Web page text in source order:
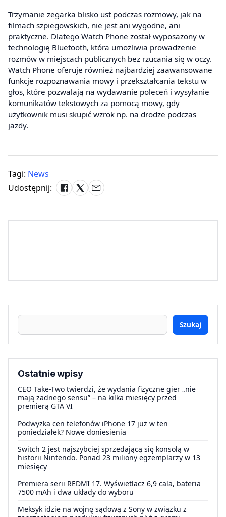
Trzymanie zegarka blisko ust podczas rozmowy, jak na
filmach szpiegowskich, nie jest ani wygodne, ani
praktyczne. Dlatego Watch Phone został wyposażony w
technologię Bluetooth, która umożliwia prowadzenie
rozmów w miejscach publicznych bez rzucania się w oczy.
Watch Phone oferuje również najbardziej zaawansowane
funkcje rozpoznawania mowy i przekształcania tekstu w
głos, które pozwalają na wydawanie poleceń i wysyłanie
komunikatów tekstowych za pomocą mowy, gdy
użytkownik musi skupić wzrok np. na drodze podczas
jazdy.
Tagi: News
Udostępnij:
Szukaj
Ostatnie wpisy
CEO Take-Two twierdzi, że wydania fizyczne gier „nie
mają żadnego sensu” – na kilka miesięcy przed
premierą GTA VI
Podwyżka cen telefonów iPhone 17 już w ten
poniedziałek? Nowe doniesienia
Switch 2 jest najszybciej sprzedającą się konsolą w
historii Nintendo. Ponad 23 miliony egzemplarzy w 13
miesięcy
Premiera serii REDMI 17. Wyświetlacz 6,9 cala, bateria
7500 mAh i dwa układy do wyboru
Meksyk idzie na wojnę sądową z Sony w związku z